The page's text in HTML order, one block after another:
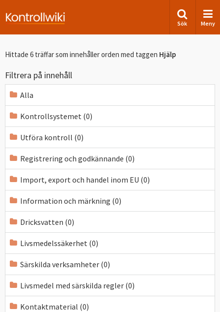
Sök Meny
Hittade 6 träffar som innehåller orden med taggen Hjälp
Filtrera på innehåll
Alla
Kontrollsystemet (0)
Utföra kontroll (0)
Registrering och godkännande (0)
Import, export och handel inom EU (0)
Information och märkning (0)
Dricksvatten (0)
Livsmedelssäkerhet (0)
Särskilda verksamheter (0)
Livsmedel med särskilda regler (0)
Kontaktmaterial (0)